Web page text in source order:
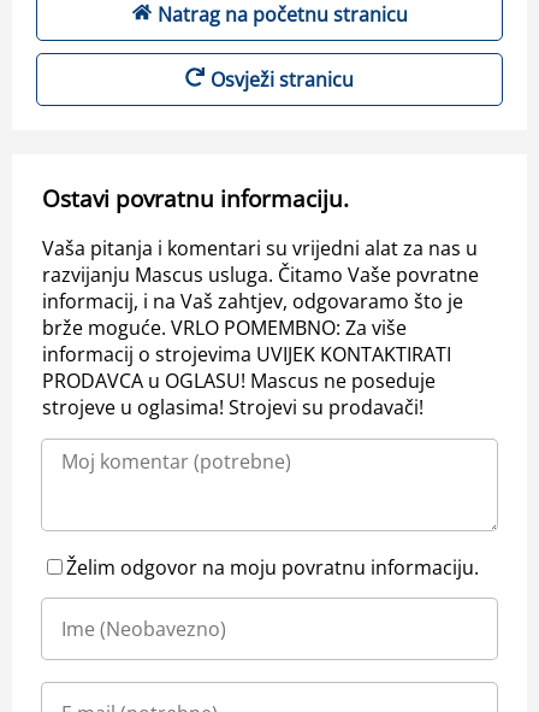
Natrag na početnu stranicu
Osvježi stranicu
Ostavi povratnu informaciju.
Vaša pitanja i komentari su vrijedni alat za nas u
razvijanju Mascus usluga. Čitamo Vaše povratne
informacij, i na Vaš zahtjev, odgovaramo što je
brže moguće. VRLO POMEMBNO: Za više
informacij o strojevima UVIJEK KONTAKTIRATI
PRODAVCA u OGLASU! Mascus ne poseduje
strojeve u oglasima! Strojevi su prodavači!
Želim odgovor na moju povratnu informaciju.